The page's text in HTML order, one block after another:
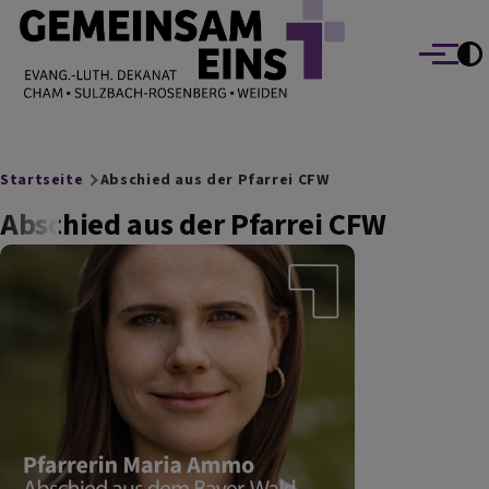
Direkt zum Inhalt
EVANG.-LUTH. DEKANAT GEMEINSAM EINS
Cham Sulzbach-Rosenberg Weiden
Menü
Breadcrumb
Startseite Abschied aus der Pfarrei CFW
Abschied aus der Pfarrei CFW